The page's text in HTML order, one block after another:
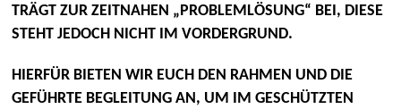
TRÄGT ZUR ZEITNAHEN „PROBLEMLÖSUNG“ BEI, DIESE
STEHT JEDOCH NICHT IM VORDERGRUND.
HIERFÜR BIETEN WIR EUCH DEN RAHMEN UND DIE
GEFÜHRTE BEGLEITUNG AN, UM IM GESCHÜTZTEN